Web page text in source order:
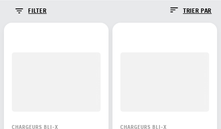
FILTER TRIER PAR
CHARGEURS BLI-X CHARGEURS BLI-X